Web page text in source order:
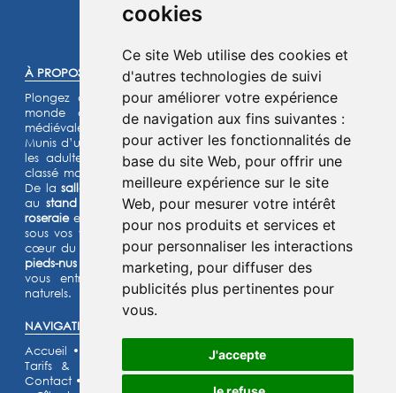
cookies
Ce site Web utilise des cookies et
d'autres technologies de suivi
pour améliorer votre expérience
de navigation aux fins suivantes :
pour activer les fonctionnalités de
base du site Web, pour offrir une
meilleure expérience sur le site
Web, pour mesurer votre intérêt
pour nos produits et services et
pour personnaliser les interactions
marketing, pour diffuser des
publicités plus pertinentes pour
vous.
J'accepte
À PROPOS :
Plongez dans l'histoire et laissez-vous transporter dans un
monde de chevaliers, de princesses et de légendes
médiévales.
Munis d’un jeu d’énigmes pour les enfants et d’un quiz pour
les adultes, lancez- vous à l’assaut de notre château fort
classé monument historique et de son parc de 15 hectares.
De la salle de gardeauxremparts , desmachines de guerre
au stand d’archerie, en passant par lejardin médiéval
roseraieet les animaux de la basse-cour
l’Histoire prend vie
sous vos yeux dans cette aventure ludique et immersive au
cœur du Moyen Âge ! Deux parcours sensoriels (le chemin
pieds-nus et la forêt musicale ) et un grand labyrinthe de maïs
vous entraîneront à la découverte de grands espaces
naturels.
NAVIGATION :
Accueil • Escape Games •Location de salle
Tarifs & Horaires
Services Scolaires
Contact • Galerie photos
FAQ